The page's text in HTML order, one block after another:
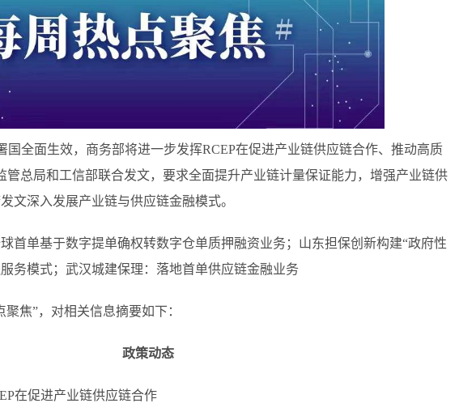
国全面生效，商务部将进一步发挥RCEP在促进产业链供应链合作、推动高质
管总局和工信部联合发文，要求全面提升产业链计量保证能力，增强产业链供
文深入发展产业链与供应链金融模式。
首单基于数字提单确权转数字仓单质押融资业务；山东担保创新构建“政府性
务模式；武汉城建保理：落地首单供应链金融业务
焦”，对相关信息摘要如下：
政策动态
在促进产业链供应链合作